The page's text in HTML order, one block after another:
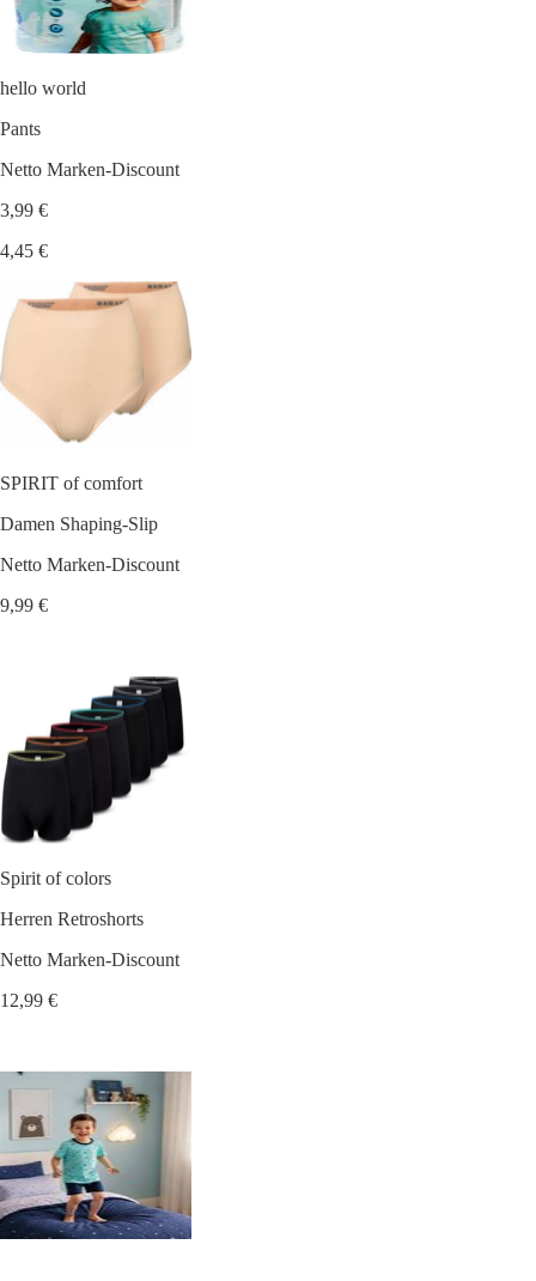
hello world
Pants
Netto Marken-Discount
3,99 €
4,45 €
SPIRIT of comfort
Damen Shaping-Slip
Netto Marken-Discount
9,99 €
Spirit of colors
Herren Retroshorts
Netto Marken-Discount
12,99 €